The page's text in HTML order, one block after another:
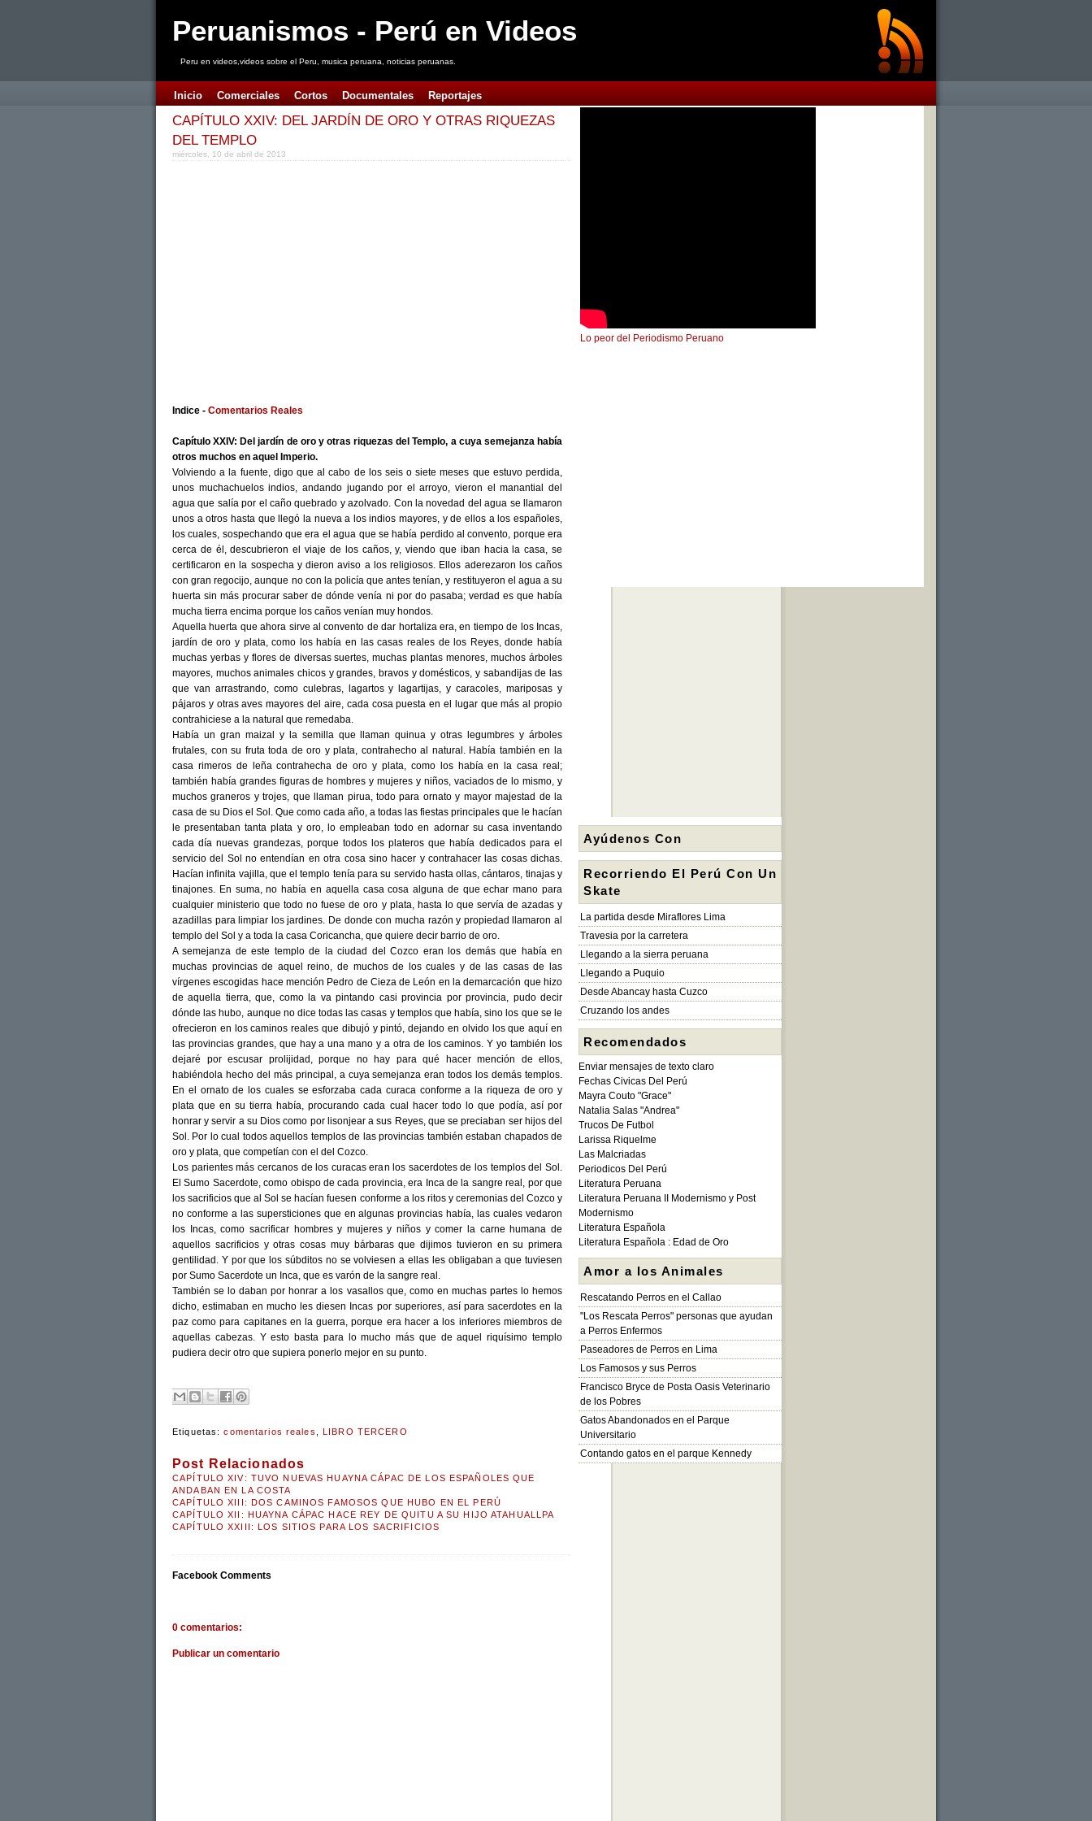
Peruanismos - Perú en Videos
Peru en videos,videos sobre el Peru, musica peruana, noticias peruanas.
Inicio Comerciales Cortos Documentales Reportajes
CAPÍTULO XXIV: DEL JARDÍN DE ORO Y OTRAS RIQUEZAS
DEL TEMPLO
miércoles, 10 de abril de 2013
Indice - Comentarios Reales
Capítulo XXIV: Del jardín de oro y otras riquezas del Templo, a cuya semejanza había
otros muchos en aquel Imperio.
Volviendo a la fuente, digo que al cabo de los seis o siete meses que estuvo perdida,
unos muchachuelos indios, andando jugando por el arroyo, vieron el manantial del
agua que salía por el caño quebrado y azolvado. Con la novedad del agua se llamaron
unos a otros hasta que llegó la nueva a los indios mayores, y de ellos a los españoles,
los cuales, sospechando que era el agua que se había perdido al convento, porque era
cerca de él, descubrieron el viaje de los caños, y, viendo que iban hacia la casa, se
certificaron en la sospecha y dieron aviso a los religiosos. Ellos aderezaron los caños
con gran regocijo, aunque no con la policía que antes tenían, y restituyeron el agua a su
huerta sin más procurar saber de dónde venía ni por do pasaba; verdad es que había
mucha tierra encima porque los caños venían muy hondos.
Aquella huerta que ahora sirve al convento de dar hortaliza era, en tiempo de los Incas,
jardín de oro y plata, como los había en las casas reales de los Reyes, donde había
muchas yerbas y flores de diversas suertes, muchas plantas menores, muchos árboles
mayores, muchos animales chicos y grandes, bravos y domésticos, y sabandijas de las
que van arrastrando, como culebras, lagartos y lagartijas, y caracoles, mariposas y
pájaros y otras aves mayores del aire, cada cosa puesta en el lugar que más al propio
contrahiciese a la natural que remedaba.
Había un gran maizal y la semilla que llaman quinua y otras legumbres y árboles
frutales, con su fruta toda de oro y plata, contrahecho al natural. Había también en la
casa rimeros de leña contrahecha de oro y plata, como los había en la casa real;
también había grandes figuras de hombres y mujeres y niños, vaciados de lo mismo, y
muchos graneros y trojes, que llaman pirua, todo para ornato y mayor majestad de la
casa de su Dios el Sol. Que como cada año, a todas las fiestas principales que le hacían
le presentaban tanta plata y oro, lo empleaban todo en adornar su casa inventando
cada día nuevas grandezas, porque todos los plateros que había dedicados para el
servicio del Sol no entendían en otra cosa sino hacer y contrahacer las cosas dichas.
Hacían infinita vajilla, que el templo tenía para su servido hasta ollas, cántaros, tinajas y
tinajones. En suma, no había en aquella casa cosa alguna de que echar mano para
cualquier ministerio que todo no fuese de oro y plata, hasta lo que servía de azadas y
azadillas para limpiar los jardines. De donde con mucha razón y propiedad llamaron al
templo del Sol y a toda la casa Coricancha, que quiere decir barrio de oro.
A semejanza de este templo de la ciudad del Cozco eran los demás que había en
muchas provincias de aquel reino, de muchos de los cuales y de las casas de las
vírgenes escogidas hace mención Pedro de Cieza de León en la demarcación que hizo
de aquella tierra, que, como la va pintando casi provincia por provincia, pudo decir
dónde las hubo, aunque no dice todas las casas y templos que había, sino los que se le
ofrecieron en los caminos reales que dibujó y pintó, dejando en olvido los que aquí en
las provincias grandes, que hay a una mano y a otra de los caminos. Y yo también los
dejaré por escusar prolijidad, porque no hay para qué hacer mención de ellos,
habiéndola hecho del más principal, a cuya semejanza eran todos los demás templos.
En el ornato de los cuales se esforzaba cada curaca conforme a la riqueza de oro y
plata que en su tierra había, procurando cada cual hacer todo lo que podía, así por
honrar y servir a su Dios como por lisonjear a sus Reyes, que se preciaban ser hijos del
Sol. Por lo cual todos aquellos templos de las provincias también estaban chapados de
oro y plata, que competían con el del Cozco.
Los parientes más cercanos de los curacas eran los sacerdotes de los templos del Sol.
El Sumo Sacerdote, como obispo de cada provincia, era Inca de la sangre real, por que
los sacrificios que al Sol se hacían fuesen conforme a los ritos y ceremonias del Cozco y
no conforme a las supersticiones que en algunas provincias había, las cuales vedaron
los Incas, como sacrificar hombres y mujeres y niños y comer la carne humana de
aquellos sacrificios y otras cosas muy bárbaras que dijimos tuvieron en su primera
gentilidad. Y por que los súbditos no se volviesen a ellas les obligaban a que tuviesen
por Sumo Sacerdote un Inca, que es varón de la sangre real.
También se lo daban por honrar a los vasallos que, como en muchas partes lo hemos
dicho, estimaban en mucho les diesen Incas por superiores, así para sacerdotes en la
paz como para capitanes en la guerra, porque era hacer a los inferiores miembros de
aquellas cabezas. Y esto basta para lo mucho más que de aquel riquísimo templo
pudiera decir otro que supiera ponerlo mejor en su punto.
Etiquetas:comentarios reales , LIBRO TERCERO
Post Relacionados
CAPÍTULO XIV: TUVO NUEVAS HUAYNA CÁPAC DE LOS ESPAÑOLES QUE
ANDABAN EN LA COSTA
CAPÍTULO XIII: DOS CAMINOS FAMOSOS QUE HUBO EN EL PERÚ
CAPÍTULO XII: HUAYNA CÁPAC HACE REY DE QUITU A SU HIJO ATAHUALLPA
CAPÍTULO XXIII: LOS SITIOS PARA LOS SACRIFICIOS
Facebook Comments
0 comentarios:
Publicar un comentario
Lo peor del Periodismo Peruano
Ayúdenos Con
Recorriendo El Perú Con Un
Skate
La partida desde Miraflores Lima
Travesia por la carretera
Llegando a la sierra peruana
Llegando a Puquio
Desde Abancay hasta Cuzco
Cruzando los andes
Recomendados
Enviar mensajes de texto claro
Fechas Civicas Del Perú
Mayra Couto "Grace"
Natalia Salas "Andrea"
Trucos De Futbol
Larissa Riquelme
Las Malcriadas
Periodicos Del Perú
Literatura Peruana
Literatura Peruana II Modernismo y Post
Modernismo
Literatura Española
Literatura Española : Edad de Oro
Amor a los Animales
Rescatando Perros en el Callao
"Los Rescata Perros" personas que ayudan
a Perros Enfermos
Paseadores de Perros en Lima
Los Famosos y sus Perros
Francisco Bryce de Posta Oasis Veterinario
de los Pobres
Gatos Abandonados en el Parque
Universitario
Contando gatos en el parque Kennedy